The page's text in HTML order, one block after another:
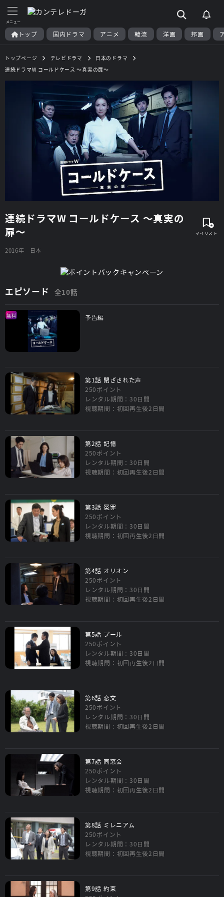
トップ 国内ドラマ アニメ 韓流 洋画 邦画
トップページ テレビドラマ
日本のドラマ
連続ドラマW コールドケース ～真実の扉～
連続ドラマW コールドケース ～真実の
扉～
2016年 日本
エピソード 全10話
無料 予告編
第1話 閉ざされた声
250ポイント
レンタル期間：30日間
視聴期間：初回再生後2日間
第2話 記憶
250ポイント
レンタル期間：30日間
視聴期間：初回再生後2日間
第3話 冤罪
250ポイント
レンタル期間：30日間
視聴期間：初回再生後2日間
第4話 オリオン
250ポイント
レンタル期間：30日間
視聴期間：初回再生後2日間
第5話 プール
250ポイント
レンタル期間：30日間
視聴期間：初回再生後2日間
第6話 恋文
250ポイント
レンタル期間：30日間
視聴期間：初回再生後2日間
第7話 同窓会
250ポイント
レンタル期間：30日間
視聴期間：初回再生後2日間
第8話 ミレニアム
250ポイント
レンタル期間：30日間
視聴期間：初回再生後2日間
第9話 約束